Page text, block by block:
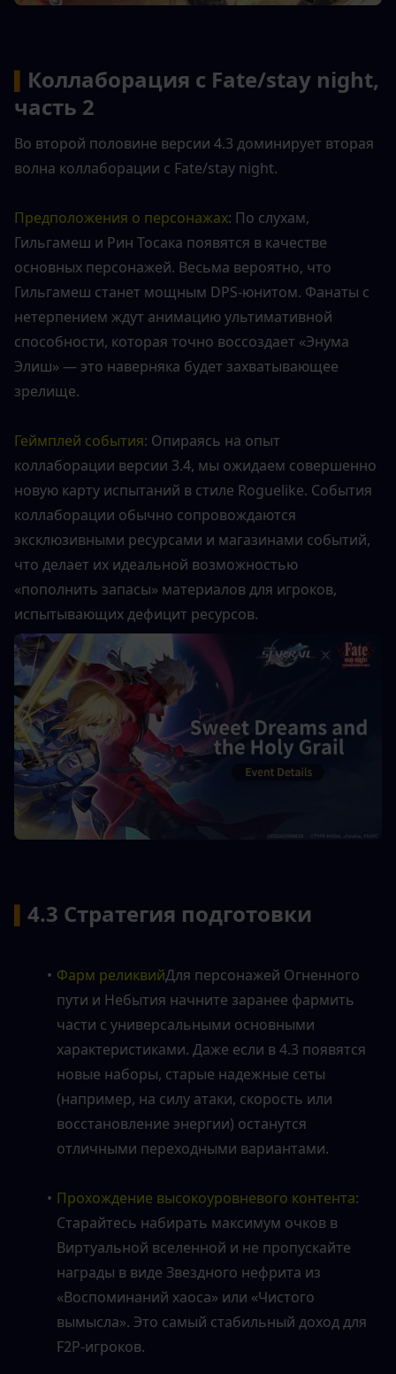
Коллаборация с Fate/stay night,
часть 2
Во второй половине версии 4.3 доминирует вторая
волна коллаборации с Fate/stay night.
Предположения о персонажах: По слухам,
Гильгамеш и Рин Тосака появятся в качестве
основных персонажей. Весьма вероятно, что
Гильгамеш станет мощным DPS-юнитом. Фанаты с
нетерпением ждут анимацию ультимативной
способности, которая точно воссоздает «Энума
Элиш» — это наверняка будет захватывающее
зрелище.
Геймплей события: Опираясь на опыт
коллаборации версии 3.4, мы ожидаем совершенно
новую карту испытаний в стиле Roguelike. События
коллаборации обычно сопровождаются
эксклюзивными ресурсами и магазинами событий,
что делает их идеальной возможностью
«пополнить запасы» материалов для игроков,
испытывающих дефицит ресурсов.
4.3 Стратегия подготовки
Фарм реликвийДля персонажей Огненного
пути и Небытия начните заранее фармить
части с универсальными основными
характеристиками. Даже если в 4.3 появятся
новые наборы, старые надежные сеты
(например, на силу атаки, скорость или
восстановление энергии) останутся
отличными переходными вариантами.
Прохождение высокоуровневого контента:
Старайтесь набирать максимум очков в
Виртуальной вселенной и не пропускайте
награды в виде Звездного нефрита из
«Воспоминаний хаоса» или «Чистого
вымысла». Это самый стабильный доход для
F2P-игроков.